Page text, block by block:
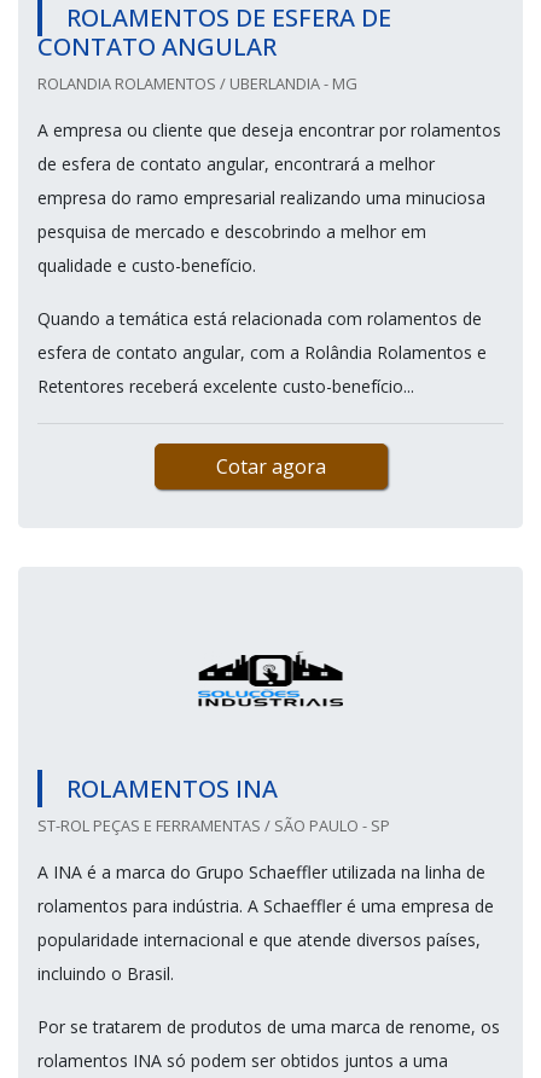
ROLAMENTOS DE ESFERA DE
CONTATO ANGULAR
ROLANDIA ROLAMENTOS / UBERLANDIA - MG
A empresa ou cliente que deseja encontrar por rolamentos
de esfera de contato angular, encontrará a melhor
empresa do ramo empresarial realizando uma minuciosa
pesquisa de mercado e descobrindo a melhor em
qualidade e custo-benefício.
Quando a temática está relacionada com rolamentos de
esfera de contato angular, com a Rolândia Rolamentos e
Retentores receberá excelente custo-benefício...
Cotar agora
ROLAMENTOS INA
ST-ROL PEÇAS E FERRAMENTAS / SÃO PAULO - SP
A INA é a marca do Grupo Schaeffler utilizada na linha de
rolamentos para indústria. A Schaeffler é uma empresa de
popularidade internacional e que atende diversos países,
incluindo o Brasil.
Por se tratarem de produtos de uma marca de renome, os
rolamentos INA só podem ser obtidos juntos a uma